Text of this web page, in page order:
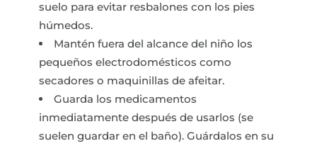
suelo para evitar resbalones con los pies
húmedos.
Mantén fuera del alcance del niño los
pequeños electrodomésticos como
secadores o maquinillas de afeitar.
Guarda los medicamentos
inmediatamente después de usarlos (se
suelen guardar en el baño). Guárdalos en su